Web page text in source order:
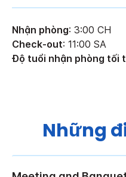
Nhận phòng: 3:00 CH
Check-out: 11:00 SA
Độ tuổi nhận phòng tối
Những